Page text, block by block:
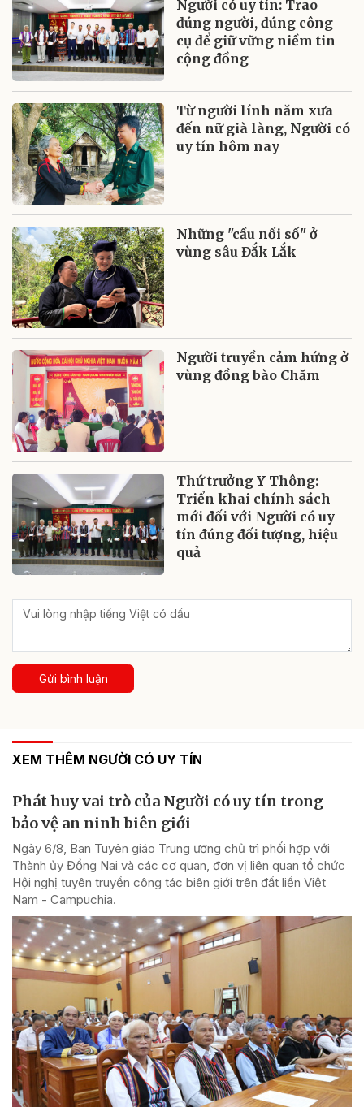
Người có uy tín: Trao
đúng người, đúng công
cụ để giữ vững niềm tin
cộng đồng
Từ người lính năm xưa
đến nữ già làng, Người có
uy tín hôm nay
Những "cầu nối số" ở
vùng sâu Đắk Lắk
Người truyền cảm hứng ở
vùng đồng bào Chăm
Thứ trưởng Y Thông:
Triển khai chính sách
mới đối với Người có uy
tín đúng đối tượng, hiệu
quả
Gửi bình luận
XEM THÊM NGƯỜI CÓ UY TÍN
Phát huy vai trò của Người có uy tín trong
bảo vệ an ninh biên giới
Ngày 6/8, Ban Tuyên giáo Trung ương chủ trì phối hợp với
Thành ủy Đồng Nai và các cơ quan, đơn vị liên quan tổ chức
Hội nghị tuyên truyền công tác biên giới trên đất liền Việt
Nam - Campuchia.